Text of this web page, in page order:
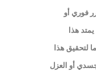
فوري أو
هذا
لتحقيق هذا
أو العزل